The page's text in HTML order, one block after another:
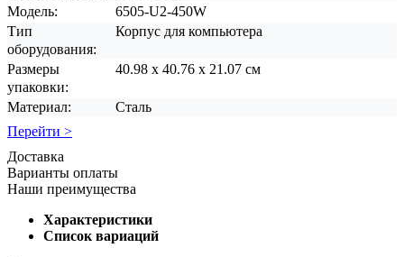
Модель:
6505-U2-450W
Тип
оборудования:
Корпус для компьютера
Размеры
упаковки:
40.98 x 40.76 x 21.07 см
Материал:
Сталь
Перейти >
Доставка
Варианты оплаты
Наши преимущества
Характеристики
Список вариаций